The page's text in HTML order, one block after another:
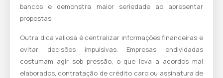
bancos e demonstra maior seriedade ao apresentar
propostas.
Outra dica valiosa é centralizar informações financeiras e
evitar decisões impulsivas. Empresas endividadas
costumam agir sob pressão, o que leva a acordos mal
elaborados, contratação de crédito caro ou assinatura de